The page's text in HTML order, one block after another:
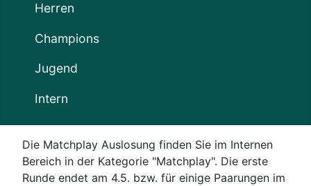
Herren
Champions
Jugend
Intern
Die Matchplay Auslosung finden Sie im Internen
Bereich in der Kategorie "Matchplay". Die erste
Runde endet am 4.5. bzw. für einige Paarungen im